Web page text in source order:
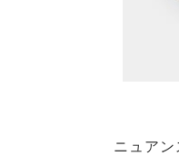
ニュア